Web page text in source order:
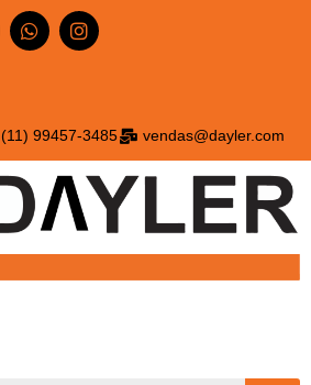
(11) 99457-3485 vendas@dayler.com